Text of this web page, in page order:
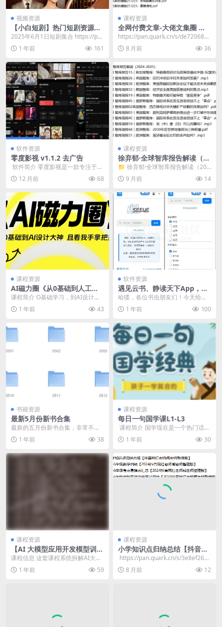
视频资源
【小白短剧】热门短剧资源分
享2025年6月1日
2025年6月1日短剧集合 https://pa
n.quark.cn/s/628...
1 年前 161
课程资源
全网付费文章-大佬文集圈 学
习先锋 精选研报 12月23日更
​https://pan.quark.cn/s/de7206892
290 📁 1...
8 月前 36
软件资源
零度影视 v1.1.2 去广告
​ 软件简介 零度影视是一款专注于提
供丰富影视资源的移动应用，致力
于为用户提供高...
12 月前 68
课程资源
徐弃郁·全球智库报告解读（20
24-2025）
📁 徐弃郁·全球智库报告解读（202
4-2025） 📄 xqy-0...
9 月前 14
课程资源
AI磁力圈《从0基础到人工智
能设计大神》
课程简介 O基础学习，到AI设计大
神，从后期、修图、拼稿、SD电商
海报、提示词等...
1 年前 43
软件资源
遇见云书、静读天下App，功
能强大的书籍搜索软件
哈喽，各位书虫朋友们！今天给大
家带来一款超级实用的宝藏软件，
它简直就是阅读爱好者...
1 年前 100
书籍资源
最新5月份新书合集
最新的五月份新书合集，非常不
错，感兴趣的建议转存到自己的网
盘~需要的书自己在自己...
1 年前 38
课程资源
每日一句国学课L1-L3
​ 课程简介 国学现在是一个热门话
题，家长们很疑惑，我们以前也没
学过，还不是这样...
1 年前 30
课程资源
【AI 大模型应用开发模型训练
落地】
课程信息 这套课程系统拆解AI大模
型开发全流程，涵盖模型微调、RA
G技术、Age...
1 年前 59
课程资源
小学知识点归纳总结【抖音网
红老师臧老师整理版】
​ https://pan.quark.cn/s/3e8ef26d6
618 📁 ...
8 月前 12